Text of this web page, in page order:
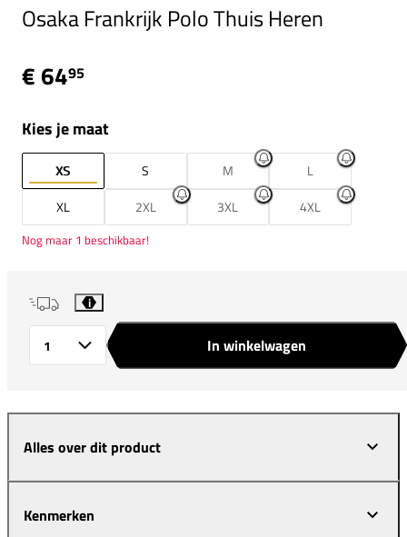
Osaka Frankrijk Polo Thuis Heren
€ 6495
Kies je maat
XS S M
L
XL
2XL 3XL 4XL
Nog maar 1 beschikbaar!
i
In winkelwagen
Alles over dit product
Kenmerken